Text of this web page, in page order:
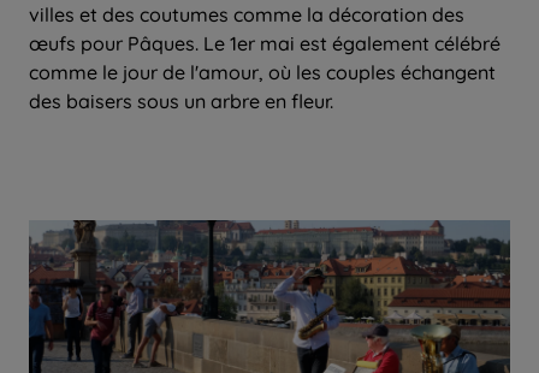
villes et des coutumes comme la décoration des
œufs pour Pâques. Le 1er mai est également célébré
comme le jour de l'amour, où les couples échangent
des baisers sous un arbre en fleur.